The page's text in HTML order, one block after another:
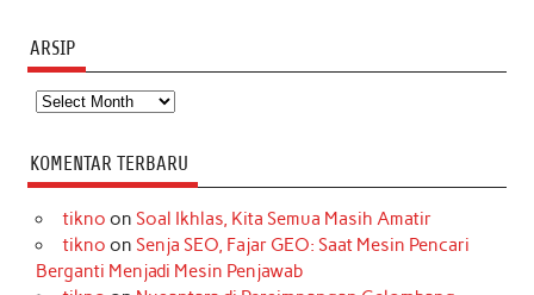
ARSIP
Arsip
KOMENTAR TERBARU
tikno on Soal Ikhlas, Kita Semua Masih Amatir
tikno on Senja SEO, Fajar GEO: Saat Mesin Pencari
Berganti Menjadi Mesin Penjawab